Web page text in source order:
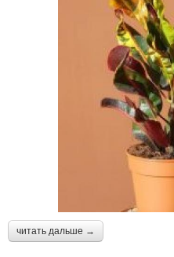
читать дальше →